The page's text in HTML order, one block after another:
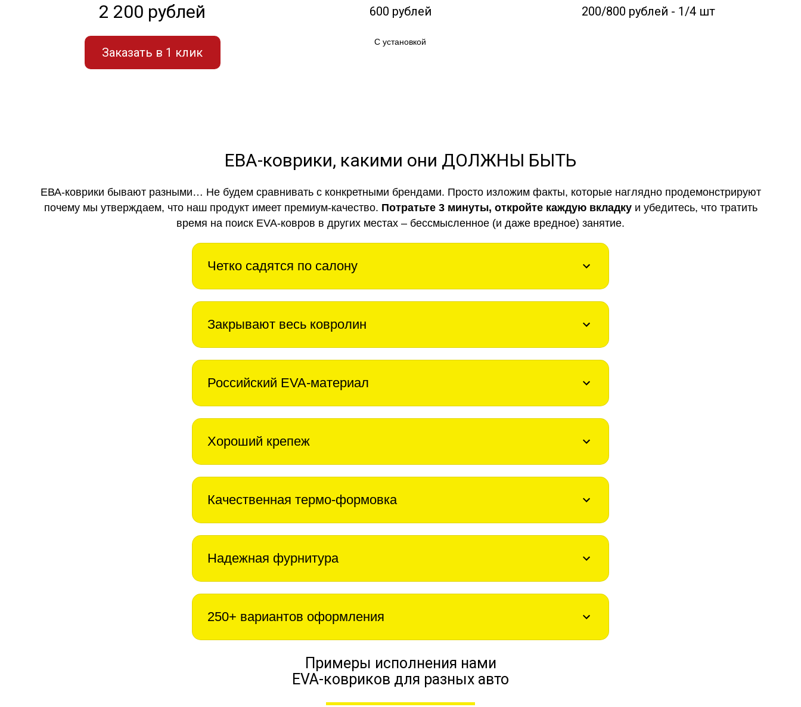
2 200 рублей
Заказать в 1 клик
600 рублей
С установкой
200/800 рублей - 1/4 шт
ЕВА-коврики, какими они ДОЛЖНЫ БЫТЬ
ЕВА-коврики бывают разными… Не будем сравнивать с конкретными брендами. Просто изложим факты, которые наглядно продемонстрируют
почему мы утверждаем, что наш продукт имеет премиум-качество. Потратьте 3 минуты, откройте каждую вкладкуи убедитесь, что тратить
время на поиск EVA-ковров в других местах – бессмысленное (и даже вредное) занятие.
Четко садятся по салону
Закрывают весь ковролин
Российский EVA-материал
Хороший крепеж
Качественная термо-формовка
Надежная фурнитура
250+ вариантов оформления
Примеры исполнения нами
EVA-ковриков для разных авто